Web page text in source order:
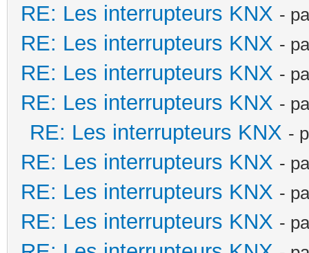
RE: Les interrupteurs KNX -
RE: Les interrupteurs KNX -
RE: Les interrupteurs KNX -
RE: Les interrupteurs KNX -
RE: Les interrupteurs KNX -
RE: Les interrupteurs KNX -
RE: Les interrupteurs KNX -
RE: Les interrupteurs KNX -